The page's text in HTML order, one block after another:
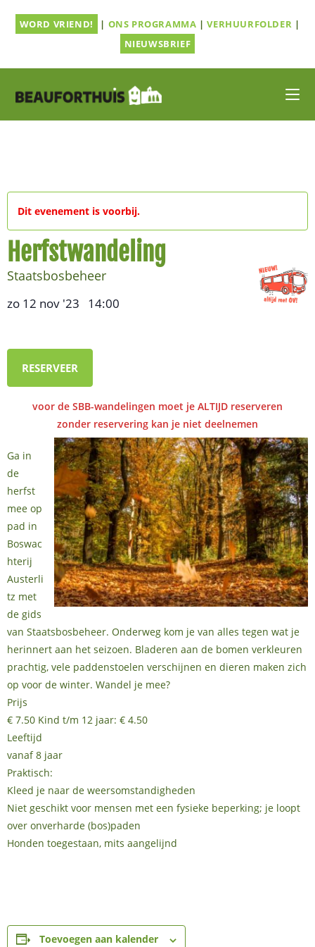
naarWORD VRIEND! | ONS PROGRAMMA |VERHUURFOLDER |
NIEUWSBRIEF
Dit evenement is voorbij.
Herfstwandeling
Staatsbosbeheer
zo 12 nov '23 14:00
RESERVEER
voor de SBB-wandelingen moet je ALTIJD reserveren
zonder reservering kan je niet deelnemen
Ga in
de
herfst
mee op
pad in
Boswac
hterij
Austerli
tz met
de gids
van Staatsbosbeheer. Onderweg kom je van alles tegen wat je
herinnert aan het seizoen. Bladeren aan de bomen verkleuren
prachtig, vele paddenstoelen verschijnen en dieren maken zich
op voor de winter. Wandel je mee?
Prijs
€ 7.50 Kind t/m 12 jaar: € 4.50
Leeftijd
vanaf 8 jaar
Praktisch:
Kleed je naar de weersomstandigheden
Niet geschikt voor mensen met een fysieke beperking; je loopt
over onverharde (bos)paden
Honden toegestaan, mits aangelijnd
Toevoegen aan kalender